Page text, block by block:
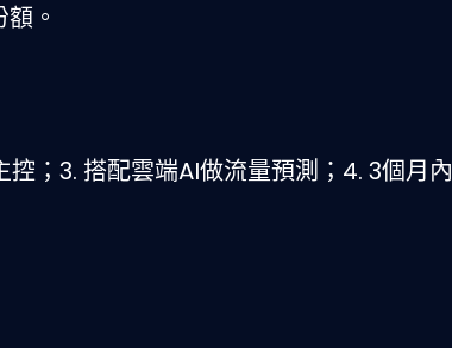
。
；3. 搭配雲端AI做流量預測；4. 3個月內